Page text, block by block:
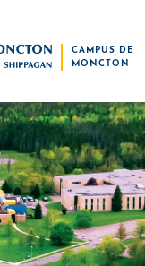
CAMPUS DE
MONCTON